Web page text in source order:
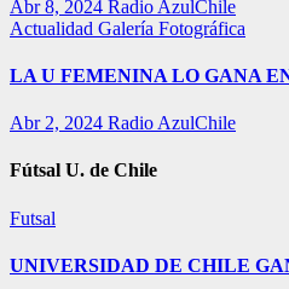
Abr 8, 2024 Radio AzulChile
Actualidad Galería Fotográfica
LA U FEMENINA LO GANA
Abr 2, 2024 Radio AzulChile
Fútsal U. de Chile
Futsal
UNIVERSIDAD DE CHILE